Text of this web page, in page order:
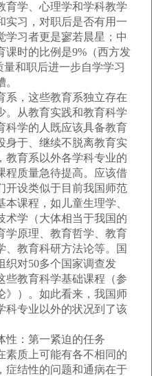
育学、心理学和学科教学
实习，对职后是否有用一
学习者更是寥若晨星；中
课时的比例是9%（西方发
和职后进一步自学学习
，这些教育系独立存在
。从教育实践和教育科学
科学的人既应该具备教育
身于、继续不脱离教育实
教育系以外各学科专业的
程质量急待提高。应该借
开设类似于目前我国师范
课程，如儿童生理学、
术学（大体相当于我国的
学原理、教育哲学、教育
、教育科研方法论等。国
织对50多个国家调查发
些教育科学基础课程（参
》）。如此看来，我国师
科专业以外的状况到了该
：第一紧迫的任务
质上可能有各不相同的
症结性的问题和通病在于